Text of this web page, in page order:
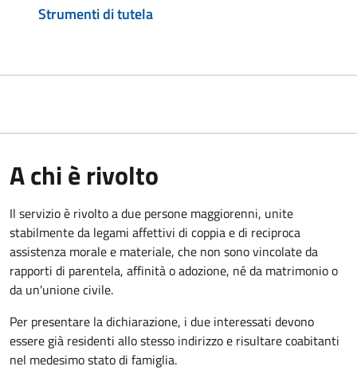
Strumenti di tutela
A chi è rivolto
Il servizio è rivolto a due persone maggiorenni, unite
stabilmente da legami affettivi di coppia e di reciproca
assistenza morale e materiale, che non sono vincolate da
rapporti di parentela, affinità o adozione, né da matrimonio o
da un'unione civile.
Per presentare la dichiarazione, i due interessati devono
essere già residenti allo stesso indirizzo e risultare coabitanti
nel medesimo stato di famiglia.